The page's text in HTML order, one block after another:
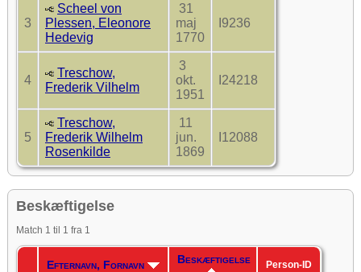
3
Scheel von
Plessen, Eleonore
Hedevig
31
maj
1770
I9236
4
Treschow,
Frederik Vilhelm
3
okt.
1951
I24218
5
Treschow,
Frederik Wilhelm
Rosenkilde
11
jun.
1869
I12088
Beskæftigelse
Match 1 til 1 fra 1
Efternavn, Fornavn Beskæftigelse Person-ID